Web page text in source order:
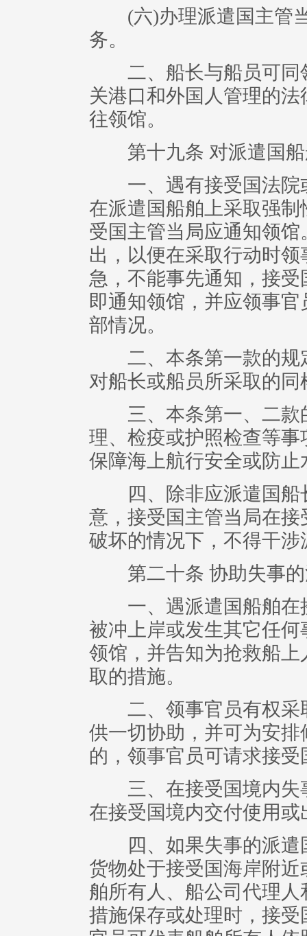
(六)办理派遣国主管当
务。
二、船长与船员可同
关港口和外国人管理的
往领馆。
第十九条 对派遣国船
一、遇有接受国法院
在派遣国船舶上采取强
受国主管当局应通知领
出，以便在采取行动时
急，不能事先通知，接
即通知领馆，并应领事
部情况。
二、本条第一款的规
对船长或船员所采取的同
三、本条第一、二款
理、检疫或护照检查等
保障海上航行安全或防
四、除非应派遣国船
意，接受国主管当局在
破坏的情况下，不得干
第二十条 协助失事的
一、遇派遣国船舶在
被冲上岸或发生其它任
领馆，并告知为抢救船
取的措施。
二、领事官员有权采
供一切协助，并可为安
的，领事官员可请求接
三、在接受国境内失
在接受国境内交付使用
四、如果失事的派遣
货物处于接受国海岸附
舶所有人、船公司代理
措施保存或处理时，接